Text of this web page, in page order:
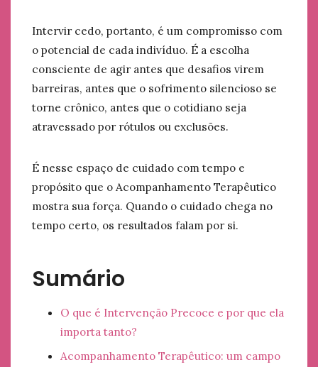
Intervir cedo, portanto, é um compromisso com
o potencial de cada indivíduo. É a escolha
consciente de agir antes que desafios virem
barreiras, antes que o sofrimento silencioso se
torne crônico, antes que o cotidiano seja
atravessado por rótulos ou exclusões.
É nesse espaço de cuidado com tempo e
propósito que o Acompanhamento Terapêutico
mostra sua força. Quando o cuidado chega no
tempo certo, os resultados falam por si.
Sumário
O que é Intervenção Precoce e por que ela
importa tanto?
Acompanhamento Terapêutico: um campo